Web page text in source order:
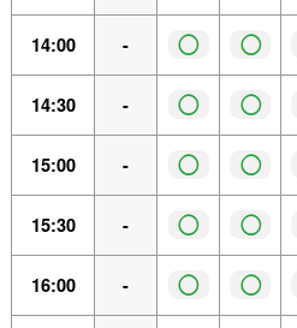
14:00 - ◯ ◯
14:30 - ◯ ◯
15:00 - ◯ ◯
15:30 - ◯ ◯
16:00 - ◯ ◯